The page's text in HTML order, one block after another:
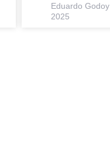
Eduardo Godoy
2025